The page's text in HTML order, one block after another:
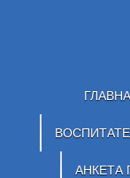
АНКЕТА